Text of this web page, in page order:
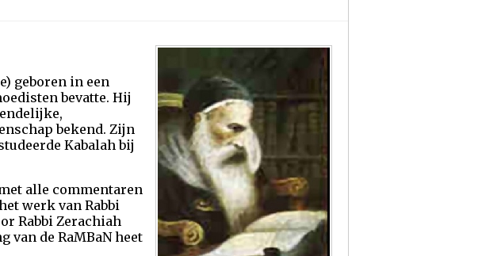
geboren in een
bevatte. Hij
bekend. Zijn
Kabalah bij
alle commentaren
werk van Rabbi
Rabbi Zerachiah
van de RaMBaN heet